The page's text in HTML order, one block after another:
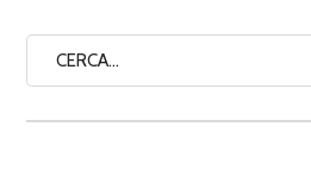
A
U